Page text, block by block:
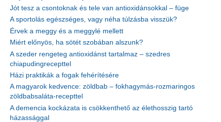
Jót tesz a csontoknak és tele van antioxidánsokkal – füge
A sportolás egészséges, vagy néha túlzásba visszük?
Érvek a meggy és a meggylé mellett
Miért előnyös, ha sötét szobában alszunk?
A szeder rengeteg antioxidánst tartalmaz – szedres
chiapudingrecepttel
Házi praktikák a fogak fehérítésére
A magyarok kedvence: zöldbab – fokhagymás-rozmaringos
zöldbabsaláta-recepttel
A demencia kockázata is csökkenthető az élethosszig tartó
házassággal